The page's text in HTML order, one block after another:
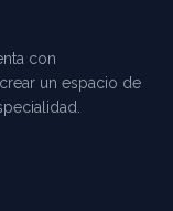
con
un espacio de